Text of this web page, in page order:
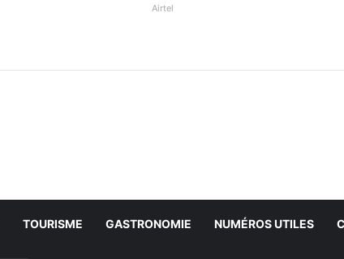
Airtel
TOURISME GASTRONOMIE NUMÉROS UTILES